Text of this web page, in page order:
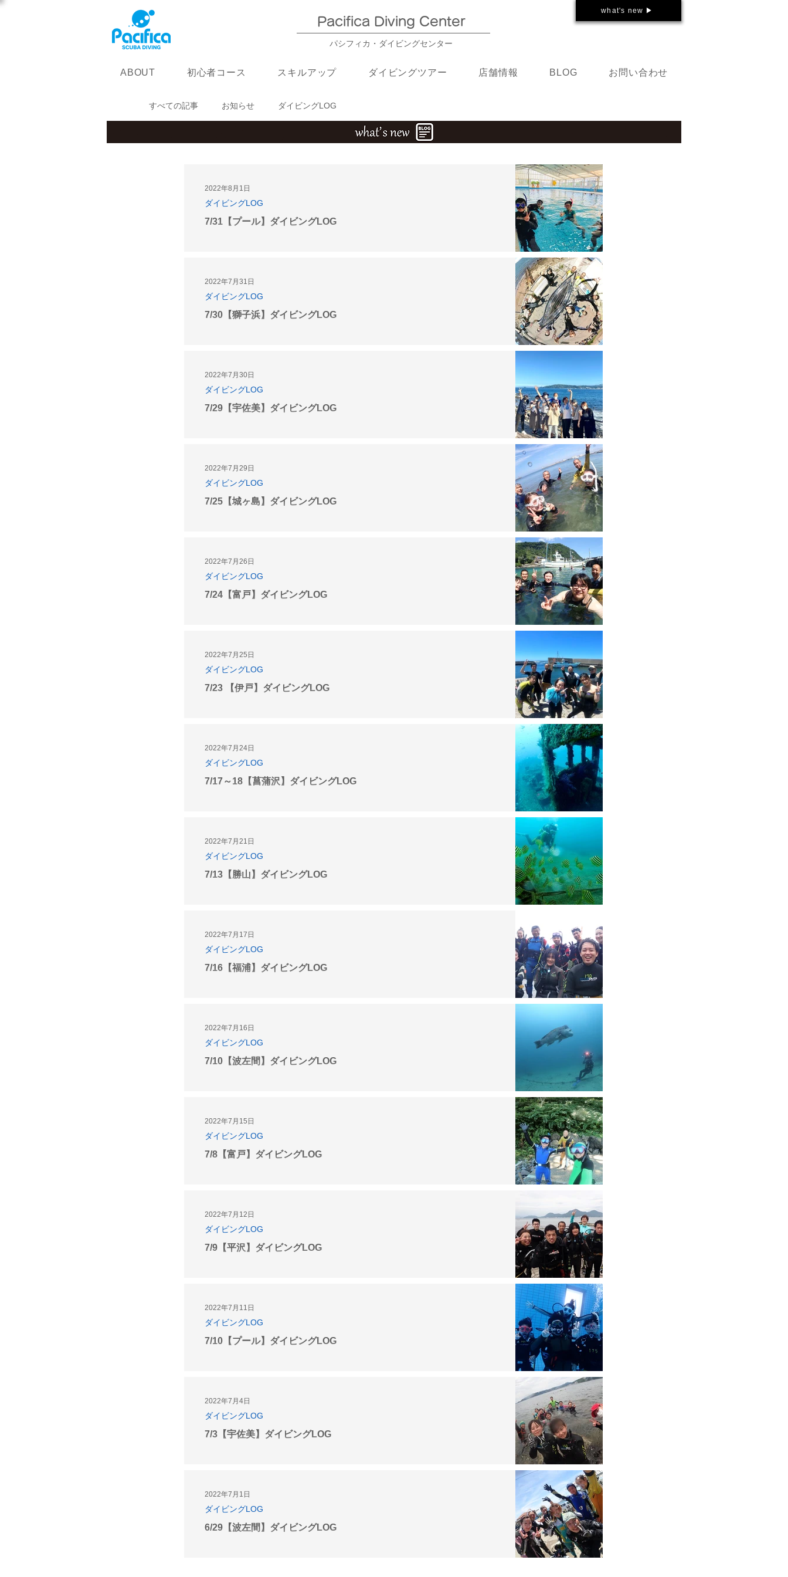
Pacifica Diving Center​
パシフィカ・ダイビングセンター
what's new ▶
ABOUT 初心者コース スキルアップ ダイビングツアー 店舗情報 BLOG お問い合わせ
すべての記事 お知らせ ダイビングLOG
7/31【プール】ダイビングLOG
ダイビングLOG
2022年8月1日
7/30【獅子浜】ダイビングLOG
ダイビングLOG
2022年7月31日
7/29【宇佐美】ダイビングLOG
ダイビングLOG
2022年7月30日
7/25【城ヶ島】ダイビングLOG
ダイビングLOG
2022年7月29日
7/24【富戸】ダイビングLOG
ダイビングLOG
2022年7月26日
7/23 【伊戸】ダイビングLOG
ダイビングLOG
2022年7月25日
7/17～18【菖蒲沢】ダイビングLOG
ダイビングLOG
2022年7月24日
7/13【勝山】ダイビングLOG
ダイビングLOG
2022年7月21日
7/16【福浦】ダイビングLOG
ダイビングLOG
2022年7月17日
7/10【波左間】ダイビングLOG
ダイビングLOG
2022年7月16日
7/8【富戸】ダイビングLOG
ダイビングLOG
2022年7月15日
7/9【平沢】ダイビングLOG
ダイビングLOG
2022年7月12日
7/10【プール】ダイビングLOG
ダイビングLOG
2022年7月11日
7/3【宇佐美】ダイビングLOG
ダイビングLOG
2022年7月4日
6/29【波左間】ダイビングLOG
ダイビングLOG
2022年7月1日